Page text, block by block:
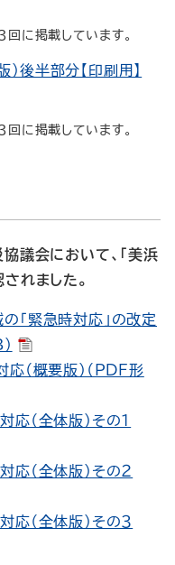
に掲載しています。
後半部分【印刷用】
に掲載しています。
議会において、「美浜
れました。
「緊急時対応」の改定
応（概要版）（PDF形
（全体版）その１
応（全体版）その２
応（全体版）その３